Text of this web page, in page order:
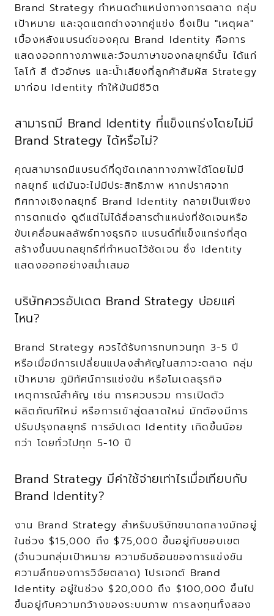
Brand Strategy กำหนดตำแหน่งทางการตลาด กลุ่ม
เป้าหมาย และจุดแตกต่างจากคู่แข่ง ซึ่งเป็น "เหตุผล"
เบื้องหลังแบรนด์ของคุณ Brand Identity คือการ
แสดงออกทางภาพและวัจนภาษาของกลยุทธ์นั้น ได้แก่
โลโก้ สี ตัวอักษร และน้ำเสียงที่ลูกค้าสัมผัส Strategy
มาก่อน Identity ทำให้มันมีชีวิต
สามารถมี Brand Identity ที่แข็งแกร่งโดยไม่มี
Brand Strategy ได้หรือไม่?
คุณสามารถมีแบรนด์ที่ดูขัดเกลาทางภาพได้โดยไม่มี
กลยุทธ์ แต่มันจะไม่มีประสิทธิภาพ หากปราศจาก
ทิศทางเชิงกลยุทธ์ Brand Identity กลายเป็นเพียง
การตกแต่ง ดูดีแต่ไม่ได้สื่อสารตำแหน่งที่ชัดเจนหรือ
ขับเคลื่อนผลลัพธ์ทางธุรกิจ แบรนด์ที่แข็งแกร่งที่สุด
สร้างขึ้นบนกลยุทธ์ที่กำหนดไว้ชัดเจน ซึ่ง Identity
แสดงออกอย่างสม่ำเสมอ
บริษัทควรอัปเดต Brand Strategy บ่อยแค่
ไหน?
Brand Strategy ควรได้รับการทบทวนทุก 3-5 ปี
หรือเมื่อมีการเปลี่ยนแปลงสำคัญในสภาวะตลาด กลุ่ม
เป้าหมาย ภูมิทัศน์การแข่งขัน หรือโมเดลธุรกิจ
เหตุการณ์สำคัญ เช่น การควบรวม การเปิดตัว
ผลิตภัณฑ์ใหม่ หรือการเข้าสู่ตลาดใหม่ มักต้องมีการ
ปรับปรุงกลยุทธ์ การอัปเดต Identity เกิดขึ้นน้อย
กว่า โดยทั่วไปทุก 5-10 ปี
Brand Strategy มีค่าใช้จ่ายเท่าไรเมื่อเทียบกับ
Brand Identity?
งาน Brand Strategy สำหรับบริษัทขนาดกลางมักอยู่
ในช่วง $15,000 ถึง $75,000 ขึ้นอยู่กับขอบเขต
(จำนวนกลุ่มเป้าหมาย ความซับซ้อนของการแข่งขัน
ความลึกของการวิจัยตลาด) โปรเจกต์ Brand
Identity อยู่ในช่วง $20,000 ถึง $100,000 ขึ้นไป
ขึ้นอยู่กับความกว้างของระบบภาพ การลงทุนทั้งสอง